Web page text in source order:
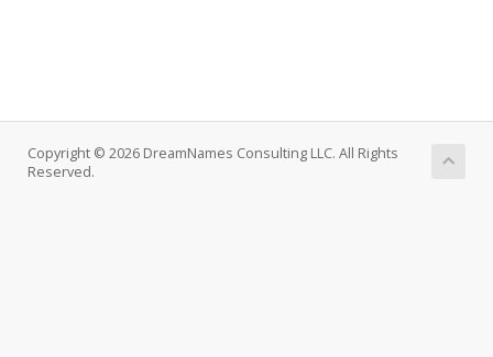
Copyright © 2026 DreamNames Consulting LLC. All Rights
Reserved.